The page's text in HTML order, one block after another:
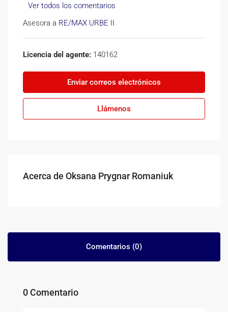
Ver todos los comentarios
Asesora a RE/MAX URBE II
Licencia del agente: 140162
Enviar correos electrónicos
Llámenos
Acerca de Oksana Prygnar Romaniuk
Comentarios (0)
0 Comentario